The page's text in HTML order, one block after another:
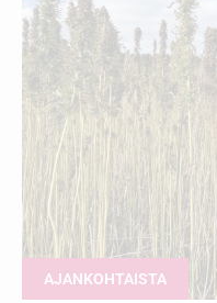
AJANKOHTAISTA